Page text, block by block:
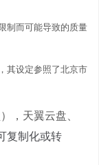
制而可能导致的质量
其设定参照了北京市
，天翼云盘、
复制化或转